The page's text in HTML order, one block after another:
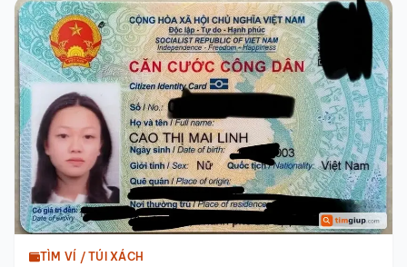
TÌM VÍ / TÚI XÁCH